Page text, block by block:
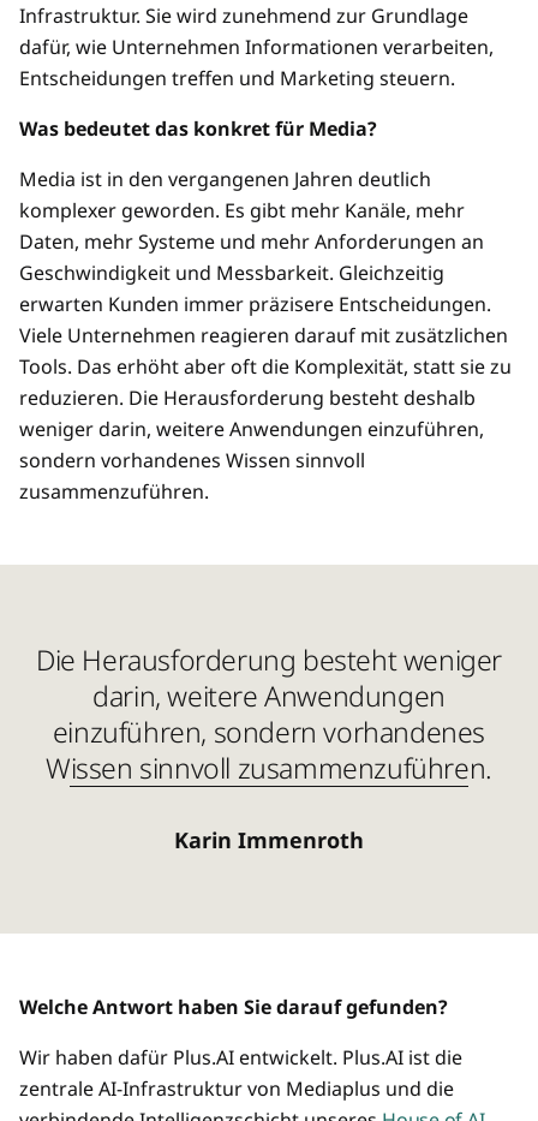
Infrastruktur. Sie wird zunehmend zur Grundlage
dafür, wie Unternehmen Informationen verarbeiten,
Entscheidungen treffen und Marketing steuern.
Was bedeutet das konkret für Media?
Media ist in den vergangenen Jahren deutlich
komplexer geworden. Es gibt mehr Kanäle, mehr
Daten, mehr Systeme und mehr Anforderungen an
Geschwindigkeit und Messbarkeit. Gleichzeitig
erwarten Kunden immer präzisere Entscheidungen.
Viele Unternehmen reagieren darauf mit zusätzlichen
Tools. Das erhöht aber oft die Komplexität, statt sie zu
reduzieren. Die Herausforderung besteht deshalb
weniger darin, weitere Anwendungen einzuführen,
sondern vorhandenes Wissen sinnvoll
zusammenzuführen.
Die Herausforderung besteht weniger
darin, weitere Anwendungen
einzuführen, sondern vorhandenes
Wissen sinnvoll zusammenzuführen.
Karin Immenroth
Welche Antwort haben Sie darauf gefunden?
Wir haben dafür Plus.AI entwickelt. Plus.AI ist die
zentrale AI-Infrastruktur von Mediaplus und die